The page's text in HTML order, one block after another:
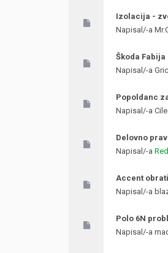
Izolacija -
Napisal/-a
Škoda
Napisal/-a
Popoldanc
Napisal/-a Cile
Delovno
Napisal/-a
Accent
Napisal/-a
Polo 6N
Napisal/-a